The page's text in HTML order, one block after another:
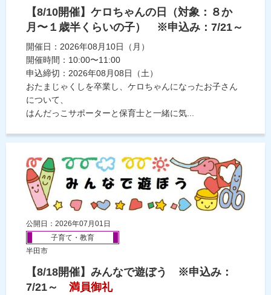
【8/10開催】ケロちゃんの日（対象：８か
月〜１歳半くらいの子） ※申込み：7/21～
開催日：2026年08月10日（月）
開催時間：10:00〜11:00
申込締切：2026年08月08日（土）
おたまじゃくしを卒業し、ケロちゃんになったお子さん
について、
はんだっこサポーターと保育士と一緒に気...
公開日：2026年07月01日
子育て・教育
半田市
【8/18開催】みんなで遊ぼう ※申込み：
7/21～
満員御礼